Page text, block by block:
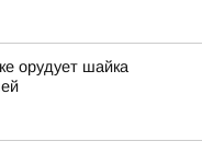
орудует шайка